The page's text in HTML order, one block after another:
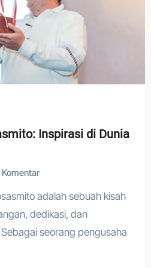
Inspirasi di Dunia
dedikasi, dan
seorang pengusaha